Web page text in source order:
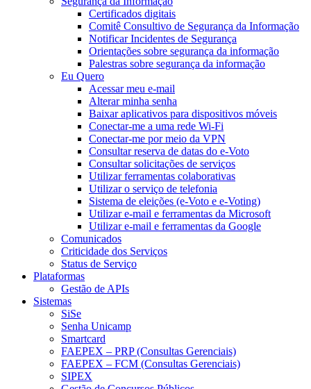
Certificados digitais
Comitê Consultivo de Segurança da Informação
Notificar Incidentes de Segurança
Orientações sobre segurança da informação
Palestras sobre segurança da informação
Eu Quero
Acessar meu e-mail
Alterar minha senha
Baixar aplicativos para dispositivos móveis
Conectar-me a uma rede Wi-Fi
Conectar-me por meio da VPN
Consultar reserva de datas do e-Voto
Consultar solicitações de serviços
Utilizar ferramentas colaborativas
Utilizar o serviço de telefonia
Sistema de eleições (e-Voto e e-Voting)
Utilizar e-mail e ferramentas da Microsoft
Utilizar e-mail e ferramentas da Google
Comunicados
Criticidade dos Serviços
Status de Serviço
Plataformas
Gestão de APIs
Sistemas
SiSe
Senha Unicamp
Smartcard
FAEPEX – PRP (Consultas Gerenciais)
FAEPEX – FCM (Consultas Gerenciais)
SIPEX